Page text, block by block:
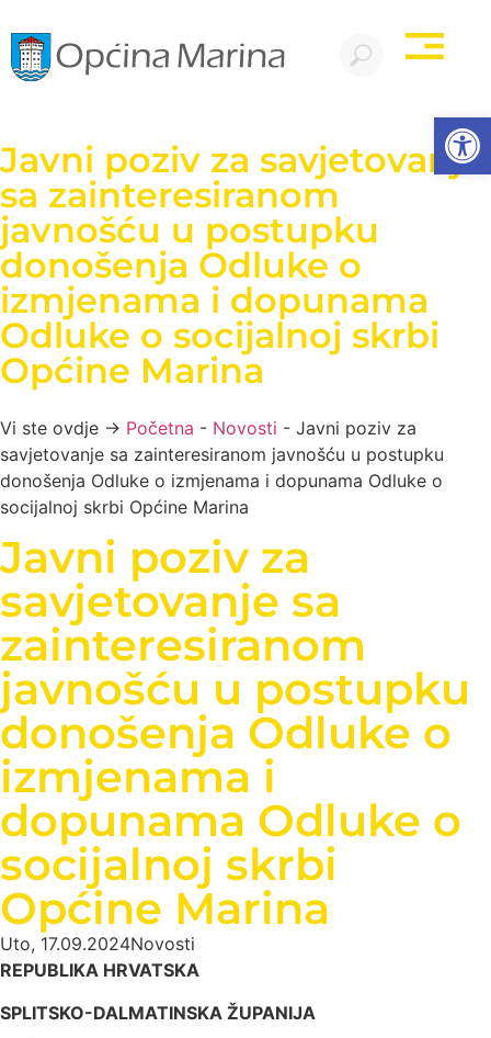
Javni poziv za savjetovanje
sa zainteresiranom
javnošću u postupku
donošenja Odluke o
izmjenama i dopunama
Odluke o socijalnoj skrbi
Općine Marina
Vi ste ovdje → Početna - Novosti - Javni poziv za
savjetovanje sa zainteresiranom javnošću u postupku
donošenja Odluke o izmjenama i dopunama Odluke o
socijalnoj skrbi Općine Marina
Javni poziv za
savjetovanje sa
zainteresiranom
javnošću u postupku
donošenja Odluke o
izmjenama i
dopunama Odluke o
socijalnoj skrbi
Općine Marina
Uto, 17.09.2024Novosti
REPUBLIKA HRVATSKA
SPLITSKO-DALMATINSKA ŽUPANIJA